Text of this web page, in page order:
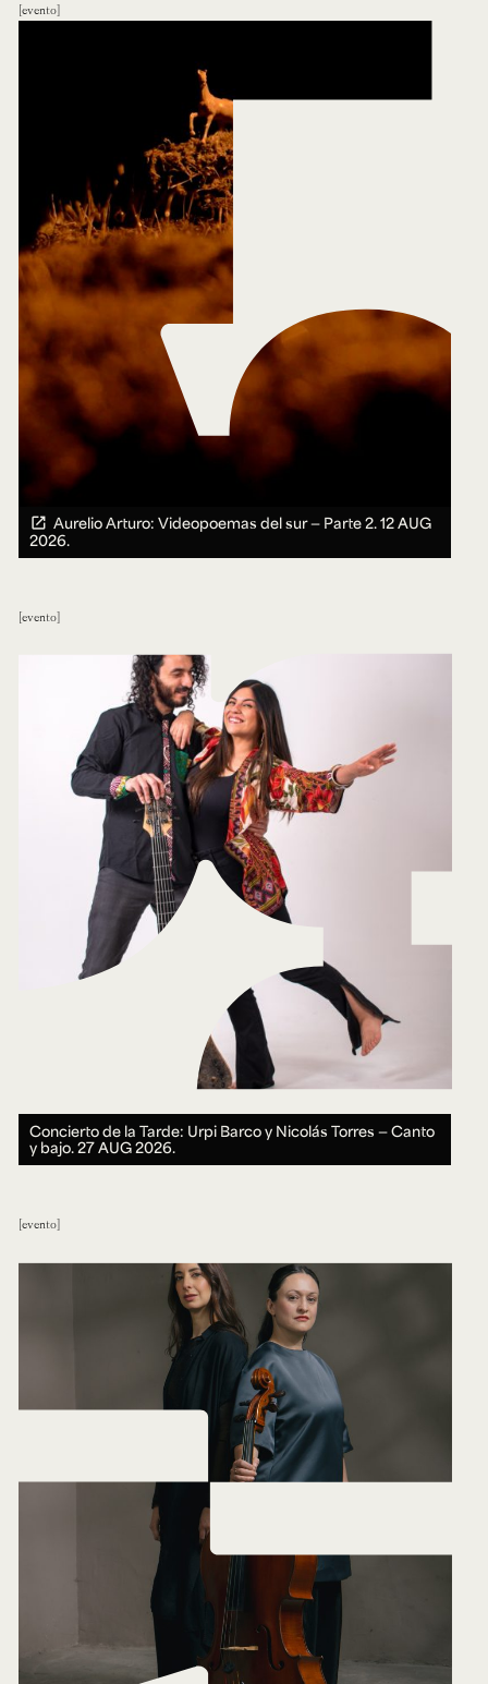
evento
Aurelio Arturo: Videopoemas del sur — Parte 2.12 AUG
2026.
evento
Concierto de la Tarde: Urpi Barco y Nicolás Torres — Canto
y bajo.27 AUG 2026.
evento